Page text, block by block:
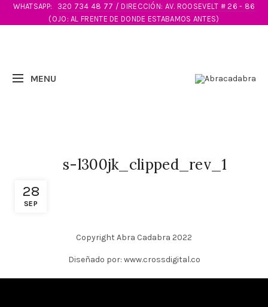
WHATSAPP:
320 734 48 77 / DIRECCIÓN: AV. ROOSEVELT # 26 - 86
(OJO: AL FRENTE DE DONDE ESTABAMOS ANTES)
28
SEP
s-l300jk_clipped_rev_1
Copyright Abra Cadabra 2022
Diseñado por: www.crossdigital.co